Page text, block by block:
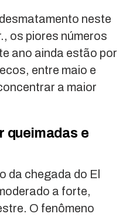
neste
os piores números
ano ainda estão por
entre maio e
a maior
queimadas e
da chegada do El
a forte,
O fenômeno